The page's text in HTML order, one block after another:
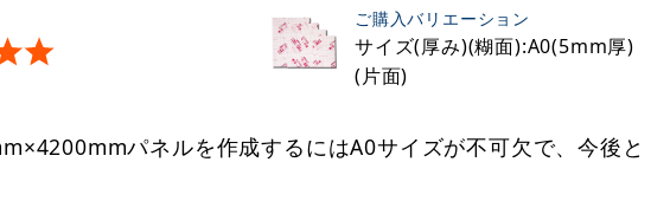
ご購入バリエーション
サイズ(厚み)(糊面):A0(5mm厚)
(片面)
パネルを作成するにはA0サイズが不可欠で、今後と